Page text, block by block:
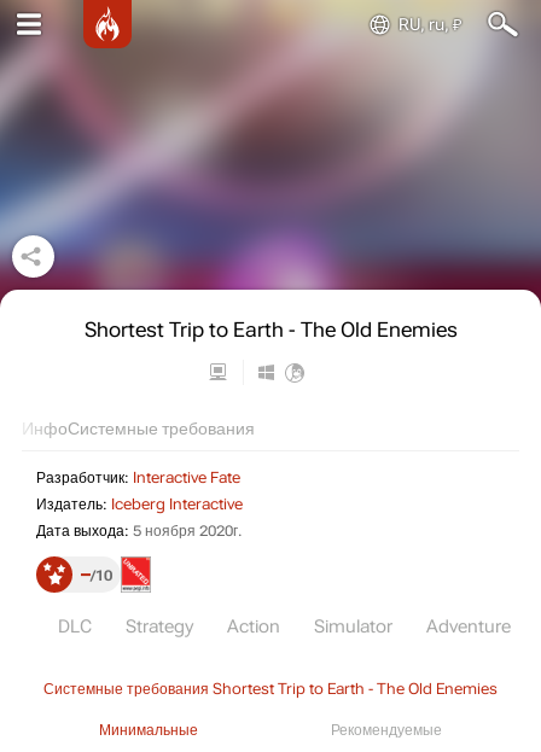
RU, ru, ₽
Shortest Trip to Earth - The Old Enemies
ИнфоСистемные требования
Разработчик: Interactive Fate
Издатель: Iceberg Interactive
Дата выхода: 5 ноября 2020г.
– 10
DLC Strategy Action Simulator Adventure
Системные требования Shortest Trip to Earth - The Old Enemies
Минимальные Рекомендуемые